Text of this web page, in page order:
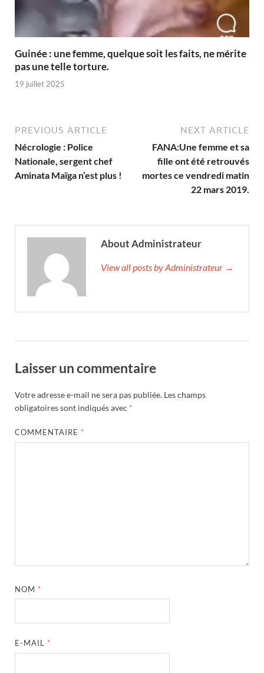
Guinée : une femme, quelque soit les faits, ne mérite
pas une telle torture.
19 juillet 2025
PREVIOUS ARTICLE
Nécrologie : Police
Nationale, sergent chef
Aminata Maïga n’est plus !
NEXT ARTICLE
FANA:Une femme et sa
fille ont été retrouvés
mortes ce vendredi matin
22 mars 2019.
About Administrateur
View all posts by Administrateur →
Laisser un commentaire
Votre adresse e-mail ne sera pas publiée. Les champs
obligatoires sont indiqués avec *
COMMENTAIRE *
NOM *
E-MAIL *